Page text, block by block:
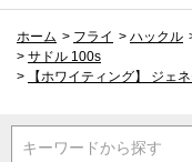
ホーム > フライ > ハックル
> サドル 100s
>
【ホワイティング】 ジェ
キーワードから探す